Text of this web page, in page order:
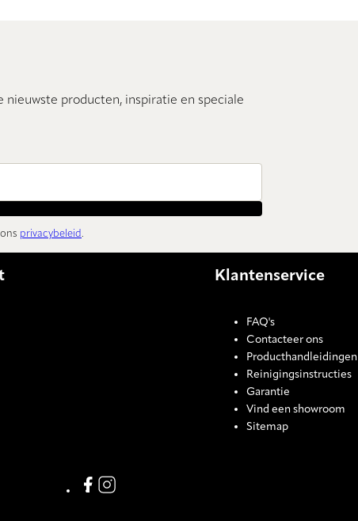
producten, inspiratie en speciale
privacybeleid.
Klantenservice
FAQ's
Contacteer ons
Producthandleidingen
Reinigingsinstructies
Garantie
Vind een showroom
Sitemap
Link missing Display text from Prismic
Link missing Display text from Prismic